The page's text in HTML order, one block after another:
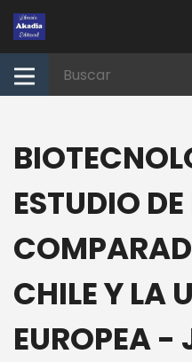
ESTUDIO
CHILE Y LA
EUROPEA